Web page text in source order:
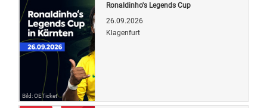
Bild: OETicket
Ronaldinho's Legends Cup
26.09.2026
Klagenfurt